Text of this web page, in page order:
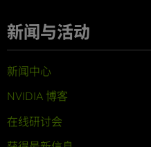
新闻与活动
新闻中心
NVIDIA 博客
在线研讨会